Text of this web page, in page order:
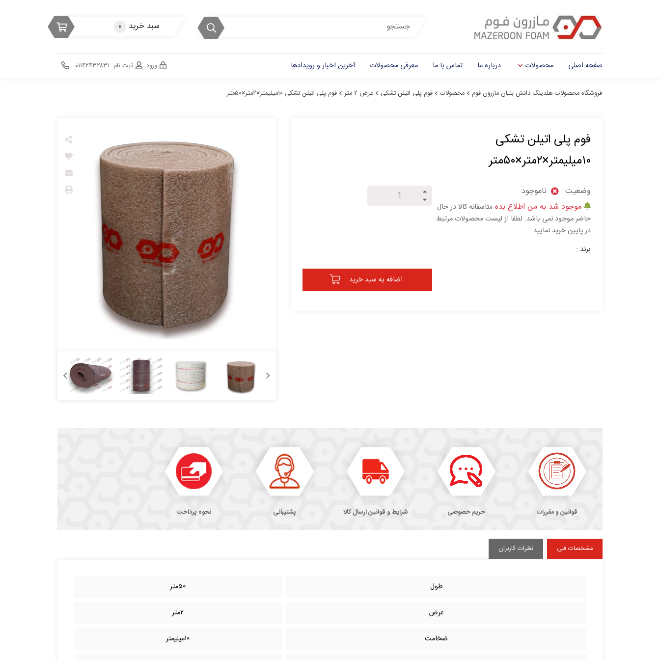
سبد خرید ۰
صفحه اصلی محصولات درباره ما تماس با ما معرفی محصولات آخرین اخبار و رویدادها ورود ثبت نام ۰۱۱۴۲۴۳۲۸۳۱
فروشگاه محصولات هلدینگ دانش بنیان مازرون فوم محصولات فوم پلی اتیلن تشکی عرض ۲ متر فوم پلی اتیلن تشکی ۱۰میلیمتر×۲متر×۵۰متر
فوم پلی اتیلن تشکی
۱۰میلیمتر×۲متر×۵۰متر
وضعیت :
ناموجود
موجود شد به من اطلاع بده متاسفانه کالا در حال
حاضر موجود نمی باشد. لطفا از لیست محصولات مرتبط
در پایین خرید نمایید
برند :
اضافه به سبد خرید
قوانین و مقررات حریم خصوصی شرایط و قوانین ارسال کالا پشتیبانی نحوه پرداخت
مشخصات فنی نظرات کاربران
طول ۵۰متر
عرض ۲متر
ضخامت ۱۰میلیمتر